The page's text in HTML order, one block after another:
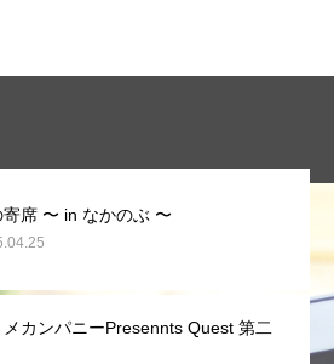
寄席 〜 in なかのぶ 〜
メカンパニーPresennts Quest 第二